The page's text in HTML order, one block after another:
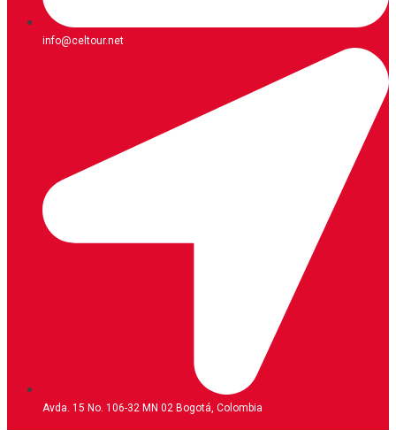
info@celtour.net
Avda. 15 No. 106-32 MN 02 Bogotá, Colombia